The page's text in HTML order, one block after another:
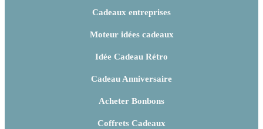
Cadeaux entreprises
Moteur idées cadeaux
Idée Cadeau Rétro
Cadeau Anniversaire
Acheter Bonbons
Coffrets Cadeaux